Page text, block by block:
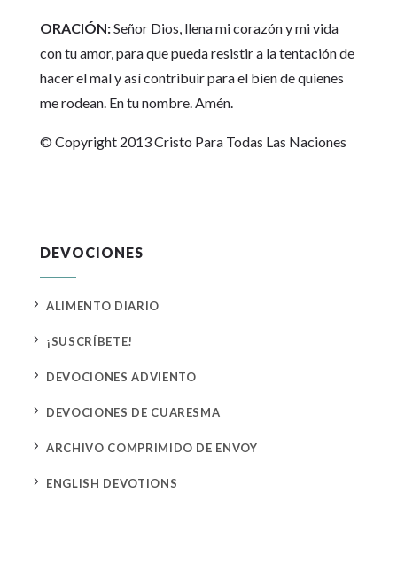
ORACIÓN:Señor Dios, llena mi corazón y mi vida
con tu amor, para que pueda resistir a la tentación de
hacer el mal y así contribuir para el bien de quienes
me rodean. En tu nombre. Amén.
© Copyright 2013 Cristo Para Todas Las Naciones
DEVOCIONES
5 ALIMENTO DIARIO
5 ¡SUSCRÍBETE!
5 DEVOCIONES ADVIENTO
5 DEVOCIONES DE CUARESMA
5 ARCHIVO COMPRIMIDO DE ENVOY
5 ENGLISH DEVOTIONS